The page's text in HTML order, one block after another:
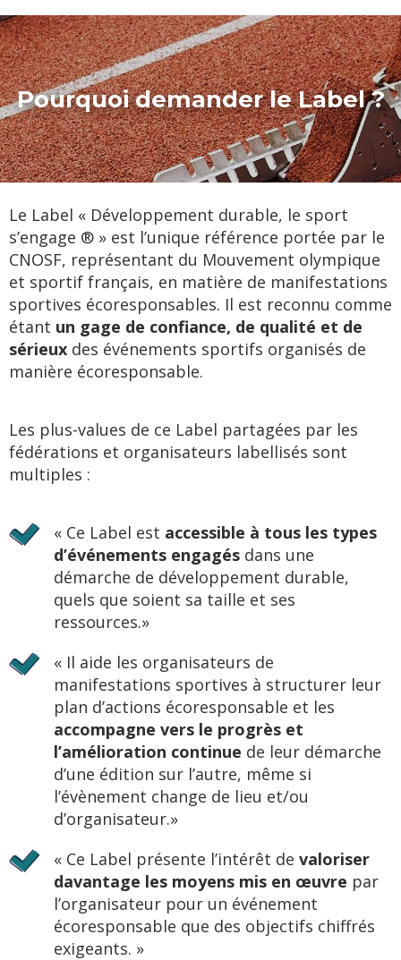
Pourquoi demander le Label ?
Le Label « Développement durable, le sport
s’engage ® » est l’unique référence portée par le
CNOSF, représentant du Mouvement olympique
et sportif français, en matière de manifestations
sportives écoresponsables. Il est reconnu comme
étant un gage de confiance, de qualité et de
sérieux des événements sportifs organisés de
manière écoresponsable.
Les plus-values de ce Label partagées par les
fédérations et organisateurs labellisés sont
multiples :
« Ce Label est accessible à tous les types
d’événements engagés dans une
démarche de développement durable,
quels que soient sa taille et ses
ressources.»
« Il aide les organisateurs de
manifestations sportives à structurer leur
plan d’actions écoresponsable et les
accompagne vers le progrès et
l’amélioration continue de leur démarche
d’une édition sur l’autre, même si
l’évènement change de lieu et/ou
d’organisateur.»
« Ce Label présente l’intérêt de valoriser
davantage les moyens mis en œuvre par
l’organisateur pour un événement
écoresponsable que des objectifs chiffrés
exigeants. »